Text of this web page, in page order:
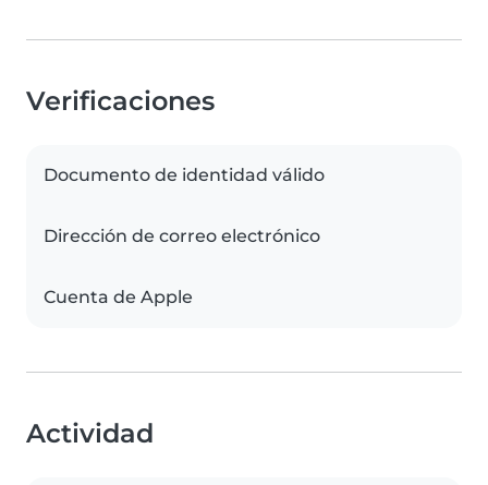
Verificaciones
Documento de identidad válido
Dirección de correo electrónico
Cuenta de Apple
Actividad